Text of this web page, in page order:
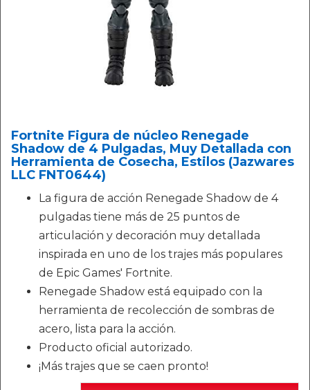
Fortnite Figura de núcleo Renegade
Shadow de 4 Pulgadas, Muy Detallada con
Herramienta de Cosecha, Estilos (Jazwares
LLC FNT0644)
La figura de acción Renegade Shadow de 4
pulgadas tiene más de 25 puntos de
articulación y decoración muy detallada
inspirada en uno de los trajes más populares
de Epic Games' Fortnite.
Renegade Shadow está equipado con la
herramienta de recolección de sombras de
acero, lista para la acción.
Producto oficial autorizado.
¡Más trajes que se caen pronto!